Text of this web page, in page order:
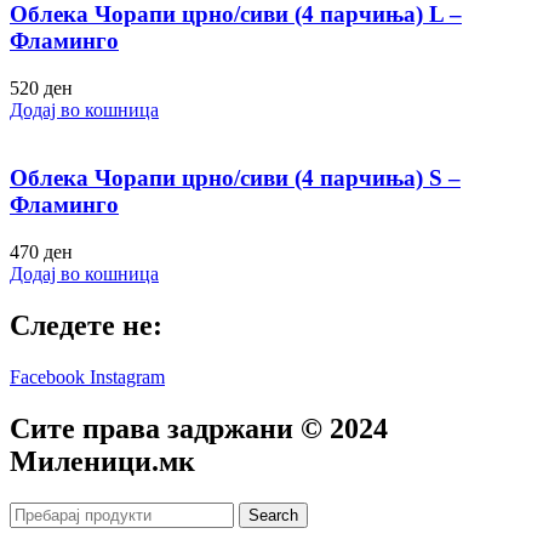
Облека Чорапи црно/сиви (4 парчиња) L –
Фламинго
520 ден
Додај во кошница
Облека Чорапи црно/сиви (4 парчиња) S –
Фламинго
470 ден
Додај во кошница
Следете не:
Facebook Instagram
Сите права задржани © 2024
Mиленици.мк
Search